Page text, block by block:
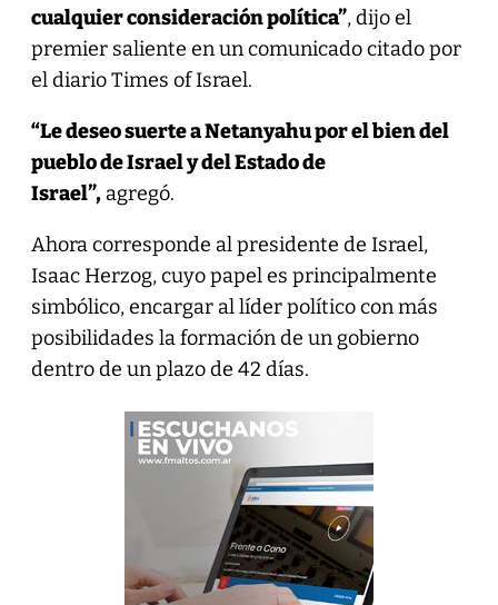
cualquier consideración política”, dijo el
premier saliente en un comunicado citado por
el diario Times of Israel.
“Le deseo suerte a Netanyahu por el bien del
pueblo de Israel y del Estado de
Israel”,agregó.
Ahora corresponde al presidente de Israel,
Isaac Herzog, cuyo papel es principalmente
simbólico, encargar al líder político con más
posibilidades la formación de un gobierno
dentro de un plazo de 42 días.